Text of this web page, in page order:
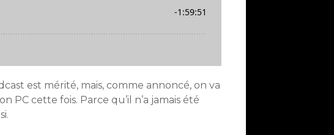
est mérité, mais, comme annoncé, on va
cette fois. Parce qu’il n’a jamais été